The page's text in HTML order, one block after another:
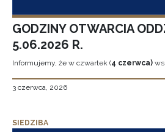
GODZINY OTWARCIA
5.06.2026 R.
Informujemy, że w czwartek (4 czerwca)
3 czerwca, 2026
SIEDZIBA